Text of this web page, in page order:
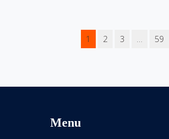
1 2 3 … 59
Menu